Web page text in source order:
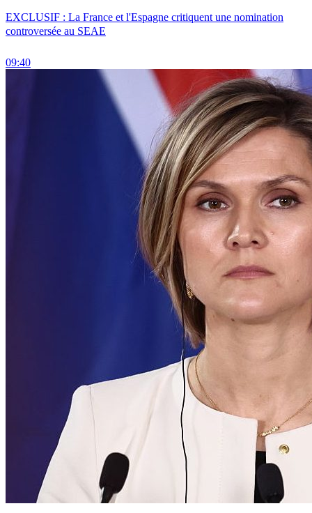
EXCLUSIF : La France et l'Espagne critiquent une nomination
controversée au SEAE
09:40